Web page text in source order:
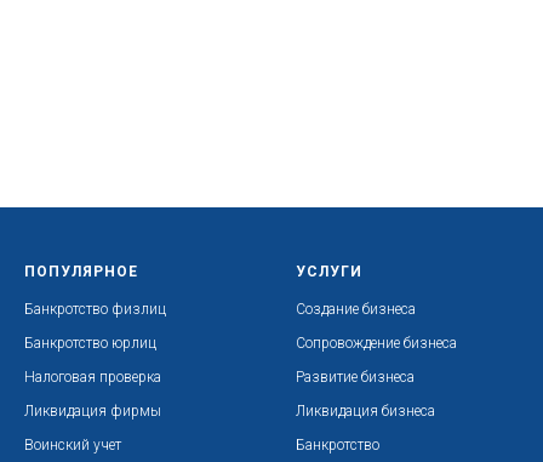
ПОПУЛЯРНОЕ
Банкротство физлиц
Банкротство юрлиц
Налоговая проверка
Ликвидация фирмы
Воинский учет
УСЛУГИ
Создание бизнеса
Сопровождение бизнеса
Развитие бизнеса
Ликвидация бизнеса
Банкротство